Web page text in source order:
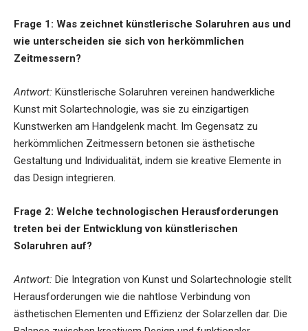
Frage 1: Was zeichnet künstlerische Solaruhren aus und
wie unterscheiden sie sich von herkömmlichen
Zeitmessern?
Antwort: Künstlerische Solaruhren vereinen handwerkliche
Kunst mit Solartechnologie, was sie zu einzigartigen
Kunstwerken am Handgelenk macht. Im Gegensatz zu
herkömmlichen Zeitmessern betonen sie ästhetische
Gestaltung und Individualität, indem sie kreative Elemente in
das Design integrieren.
Frage 2: Welche technologischen Herausforderungen
treten bei der Entwicklung von künstlerischen
Solaruhren auf?
Antwort: Die Integration von Kunst und Solartechnologie stellt
Herausforderungen wie die nahtlose Verbindung von
ästhetischen Elementen und Effizienz der Solarzellen dar. Die